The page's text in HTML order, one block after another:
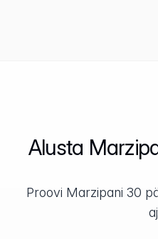
Alusta
Proovi Marzipani 30